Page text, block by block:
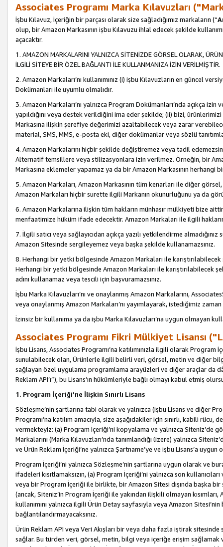
Associates Programı Marka Kılavuzları
İşbu Kılavuz, İçeriğin bir parçası olarak size sağladığımız markaların (“
olup, bir Amazon Markasının işbu Kılavuzu ihlal edecek şekilde
açacaktır.
1. AMAZON MARKALARINI YALNIZCA SİTENİZDE GÖRSEL OLARAK,
İLGİLİ SİTEYE BİR ÖZEL BAĞLANTI İLE KULLANMANIZA İZİN VERİLMİŞTİR.
2. Amazon Markaları’nı kullanımınız (i) işbu Kılavuzların en güncel
Dokümanları ile uyumlu olmalıdır.
3. Amazon Markaları’nı yalnızca Program Dokümanları’nda açıkça
yapıldığını veya destek verildiğini ima eder şekilde; (ii) bizi,
Markasına ilişkin şerefiye değerimizi azaltabilecek veya zarar
material, SMS, MMS, e-posta eki, diğer dokümanlar veya sözlü
4. Amazon Markalarını hiçbir şekilde değiştiremez veya tadil
Alternatif temsillere veya stilizasyonlara izin verilmez. Örneğin, bir
Markasına eklemeler yapamaz ya da bir Amazon Markasının herhangi
5. Amazon Markaları, Amazon Markasının tüm kenarları ile diğer
Amazon Markaları hiçbir surette ilgili Markanın okunurluğunu ya da
6. Amazon Markalarına ilişkin tüm hakların münhasır mülkiyeti bize
menfaatimize hüküm ifade edecektir. Amazon Markaları ile ilgili
7. İlgili satıcı veya sağlayıcıdan açıkça yazılı yetkilendirme
Amazon Sitesinde sergileyemez veya başka şekilde kullanamazsınız.
8. Herhangi bir yetki bölgesinde Amazon Markaları ile
Herhangi bir yetki bölgesinde Amazon Markaları ile karıştırılabilecek
adını kullanamaz veya tescili için başvuramazsınız.
İşbu Marka Kılavuzları’nı ve onaylanmış Amazon Markalarını,
veya onaylanmış Amazon Markaları’nı yayımlayarak, istediğimiz
İzinsiz bir kullanıma ya da işbu Marka Kılavuzları’na uygun olmayan
Associates Programı Fikri Mülkiyet Lisansı
İşbu Lisans, Associates Programı’na katılımınızla ilgili olarak Program
sunulabilecek olan, Ürünlerle ilgili belirli veri, görsel, metin ve diğer
sağlayan özel uygulama programlama arayüzleri ve diğer araçlar da
Reklam API’ı”), bu Lisans’ın hükümleriyle bağlı olmayı kabul etmiş
1. Program İçeriği’ne İlişkin Sınırlı Lisans
Sözleşme’nin şartlarına tabi olarak ve yalnızca (işbu Lisans ve diğer
Programı’na katılım amacıyla, size aşağıdakiler için sınırlı, kabili
vermekteyiz: (a) Program İçeriği’ni kopyalama ve yalnızca Siteniz’de
Markalarını (Marka Kılavuzları’nda tanımlandığı üzere) yalnızca
ve Ürün Reklam İçeriği’ne yalnızca Şartname’ye ve işbu Lisans’a
Program İçeriği’ni yalnızca Sözleşme’nin şartlarına uygun olarak ve
ifadeleri kısıtlamaksızın, (a) Program İçeriği’ni yalnızca son
veya bir Program İçeriği ile birlikte, bir Amazon Sitesi dışında başka
(ancak, Siteniz’in Program İçeriği ile yakından ilişkili olmayan
kullanımını yalnızca ilgili Ürün Detay sayfasıyla veya Amazon
bağlantılandırmayacaksınız.
Ürün Reklam API veya Veri Akışları bir veya daha fazla iştirak
sağlar. Bu türden veri, görsel, metin, bilgi veya içeriğe erişim sağlamak